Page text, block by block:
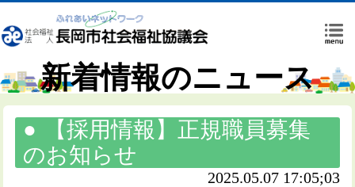
新着情報のニュース
【採用情報】正規職員募集
のお知らせ
2025.05.07 17:05;03